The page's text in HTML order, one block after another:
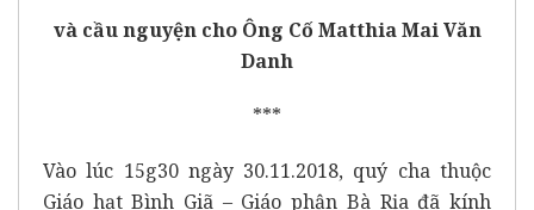
và cầu nguyện cho Ông Cố Matthia Mai Văn
Danh
***
Vào lúc 15g30 ngày 30.11.2018, quý cha thuộc
Giáo hạt Bình Giã – Giáo phận Bà Rịa đã kính